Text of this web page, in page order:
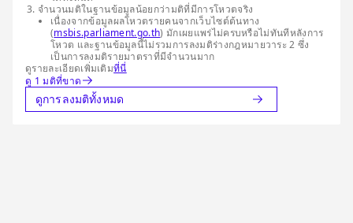
จำนวนมติในฐานข้อมูลน้อยกว่ามติที่มีการโหวตจริง
เนื่องจากข้อมูลผลโหวตรายคนจากเว็บไซต์ต้นทาง
(msbis.parliament.go.th) มักเผยแพร่ไม่ครบหรือไม่ทันทีหลังการ
โหวต และฐานข้อมูลนี้ไม่รวมการลงมติร่างกฎหมายวาระ 2 ซึ่ง
เป็นการลงมติรายมาตราที่มีจำนวนมาก
ดูรายละเอียดเพิ่มเติมที่นี่
ดู 1 มติที่ขาด
ดูการลงมติทั้งหมด